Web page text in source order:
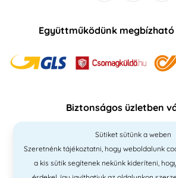
Együttműködünk
Biztonságos üzletben
Sütiket sütünk a weben
Szeretnénk tájékoztatni, hogy weboldalunk
a kis sütik segítenek nekünk kideríteni,